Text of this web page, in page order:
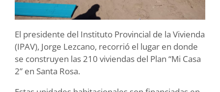
El presidente del Instituto Provincial de la Vivienda
(IPAV), Jorge Lezcano, recorrió el lugar en donde
se construyen las 210 viviendas del Plan “Mi Casa
2” en Santa Rosa.